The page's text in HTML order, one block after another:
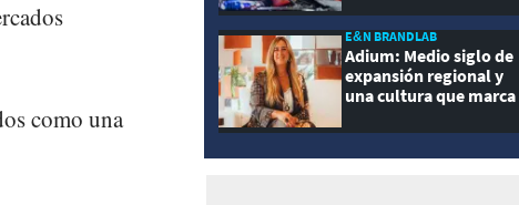
como una
E&N BRANDLAB
Adium: Medio siglo de
expansión regional y
una cultura que marca